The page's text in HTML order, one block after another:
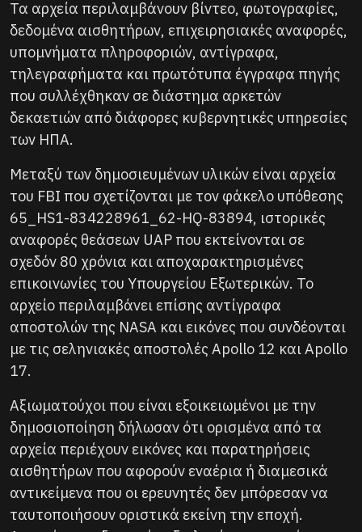
Τα αρχεία περιλαμβάνουν βίντεο, φωτογραφίες,
δεδομένα αισθητήρων, επιχειρησιακές αναφορές,
υπομνήματα πληροφοριών, αντίγραφα,
τηλεγραφήματα και πρωτότυπα έγγραφα πηγής
που συλλέχθηκαν σε διάστημα αρκετών
δεκαετιών από διάφορες κυβερνητικές υπηρεσίες
των ΗΠΑ.
Μεταξύ των δημοσιευμένων υλικών είναι αρχεία
του FBI που σχετίζονται με τον φάκελο υπόθεσης
65_HS1-834228961_62-HQ-83894, ιστορικές
αναφορές θεάσεων UAP που εκτείνονται σε
σχεδόν 80 χρόνια και αποχαρακτηρισμένες
επικοινωνίες του Υπουργείου Εξωτερικών. Το
αρχείο περιλαμβάνει επίσης αντίγραφα
αποστολών της NASA και εικόνες που συνδέονται
με τις σεληνιακές αποστολές Apollo 12 και Apollo
17.
Αξιωματούχοι που είναι εξοικειωμένοι με την
δημοσιοποίηση δήλωσαν ότι ορισμένα από τα
αρχεία περιέχουν εικόνες και παρατηρήσεις
αισθητήρων που αφορούν εναέρια ή διαμεσικά
αντικείμενα που οι ερευνητές δεν μπόρεσαν να
ταυτοποιήσουν οριστικά εκείνη την εποχή.